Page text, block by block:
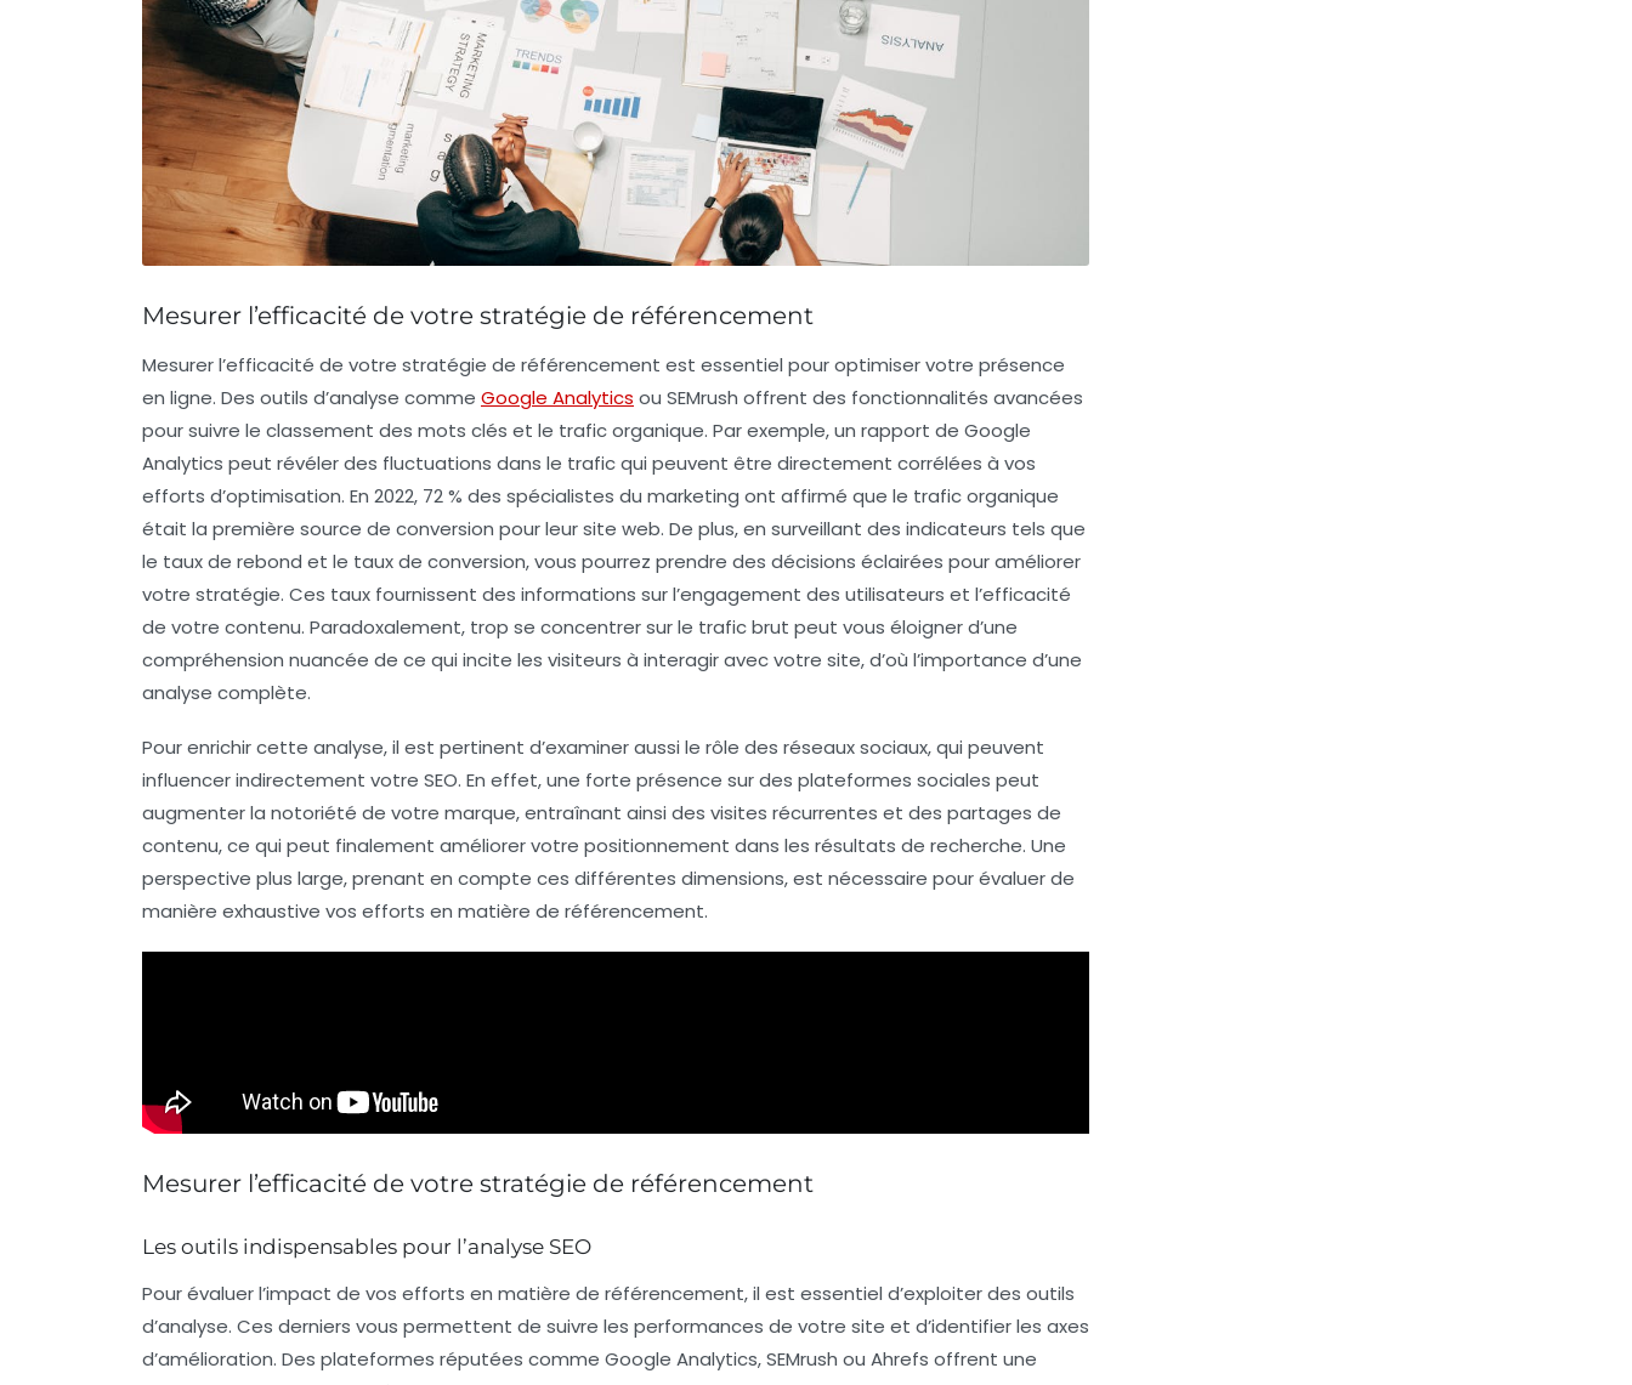
Mesurer l’efficacité de votre stratégie de référencement
Mesurer l’efficacité de votre stratégie de référencement est essentiel pour optimiser votre présence
en ligne. Des outils d’analyse comme Google Analytics ou SEMrush offrent des fonctionnalités avancées
pour suivre le classement des mots clés et le trafic organique. Par exemple, un rapport de Google
Analytics peut révéler des fluctuations dans le trafic qui peuvent être directement corrélées à vos
efforts d’optimisation. En 2022, 72 % des spécialistes du marketing ont affirmé que le trafic organique
était la première source de conversion pour leur site web. De plus, en surveillant des indicateurs tels que
le taux de rebond et le taux de conversion, vous pourrez prendre des décisions éclairées pour améliorer
votre stratégie. Ces taux fournissent des informations sur l’engagement des utilisateurs et l’efficacité
de votre contenu. Paradoxalement, trop se concentrer sur le trafic brut peut vous éloigner d’une
compréhension nuancée de ce qui incite les visiteurs à interagir avec votre site, d’où l’importance d’une
analyse complète.
Pour enrichir cette analyse, il est pertinent d’examiner aussi le rôle des réseaux sociaux, qui peuvent
influencer indirectement votre SEO. En effet, une forte présence sur des plateformes sociales peut
augmenter la notoriété de votre marque, entraînant ainsi des visites récurrentes et des partages de
contenu, ce qui peut finalement améliorer votre positionnement dans les résultats de recherche. Une
perspective plus large, prenant en compte ces différentes dimensions, est nécessaire pour évaluer de
manière exhaustive vos efforts en matière de référencement.
Mesurer l’efficacité de votre stratégie de référencement
Les outils indispensables pour l’analyse SEO
Pour évaluer l’impact de vos efforts en matière de référencement, il est essentiel d’exploiter des outils
d’analyse. Ces derniers vous permettent de suivre les performances de votre site et d’identifier les axes
d’amélioration. Des plateformes réputées comme Google Analytics,SEMrush ou Ahrefs offrent une